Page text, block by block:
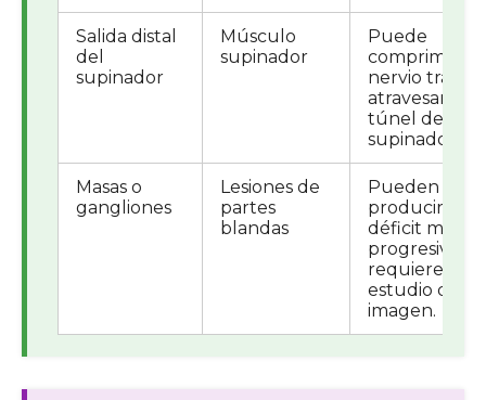
Salida distal
del
supinador
Músculo
supinador
Puede
comprimir el
nervio tras
atravesar el
túnel del
supinador.
Masas o
gangliones
Lesiones de
partes
blandas
Pueden
producir
déficit motor
progresivo y
requieren
estudio de
imagen.